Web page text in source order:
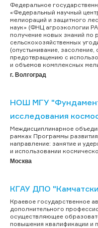
Федеральное
«Федеральный научный
мелиораций и защитного
наук» (ФНЦ агроэкологии
получение новых знаний по
сельскохозяйственных
(опустынивание, засоление,
предотвращению с
и объемов комплексных
г. Волгоград
НОШ МГУ
исследования
Междисциплинарное
рамках Программы
направление: занятие и
и использовании
Москва
КГАУ ДПО
Краевое государственное
дополнительного
осуществляющее
повышения квалификации и